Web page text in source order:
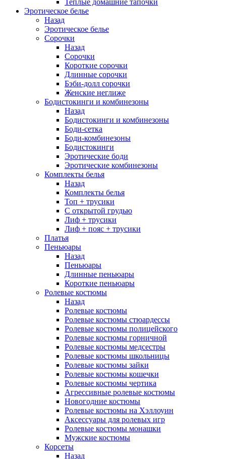
Теплые домашние тапочки
Эротическое белье
Назад
Эротическое белье
Сорочки
Назад
Сорочки
Короткие сорочки
Длинные сорочки
Бэби-долл сорочки
Женские неглиже
Бодистокинги и комбинезоны
Назад
Бодистокинги и комбинезоны
Боди-сетка
Боди-комбинезоны
Бодистокинги
Эротические боди
Эротические комбинезоны
Комплекты белья
Назад
Комплекты белья
Топ + трусики
С открытой грудью
Лиф + трусики
Лиф + пояс + трусики
Платья
Пеньюары
Назад
Пеньюары
Длинные пеньюары
Короткие пеньюары
Ролевые костюмы
Назад
Ролевые костюмы
Ролевые костюмы стюардессы
Ролевые костюмы полицейского
Ролевые костюмы горничной
Ролевые костюмы медсестры
Ролевые костюмы школьницы
Ролевые костюмы зайки
Ролевые костюмы кошечки
Ролевые костюмы чертика
Агрессивные ролевые костюмы
Новогодние костюмы
Ролевые костюмы на Хэллоуин
Аксессуары для ролевых игр
Ролевые костюмы монашки
Мужские костюмы
Корсеты
Назад